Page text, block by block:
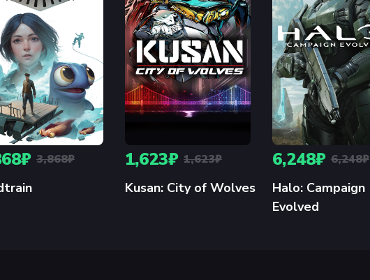
3,868₽ 1,623₽ 1,623₽
Kusan: City of Wolves
6,248₽ 6,248₽
Halo: Campaign
Evolved